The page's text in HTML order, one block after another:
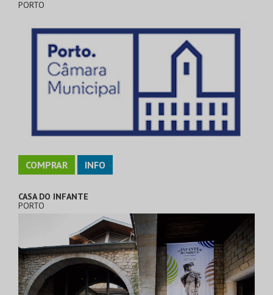
PORTO
COMPRAR INFO
CASA DO INFANTE
PORTO